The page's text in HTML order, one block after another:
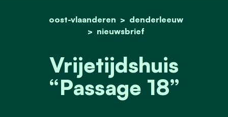
home
oost-vlaanderen
denderleeuw
nieuwsbrief
vrijetijdshuis “passage
Vrijetijdshuis
“Passage 18”